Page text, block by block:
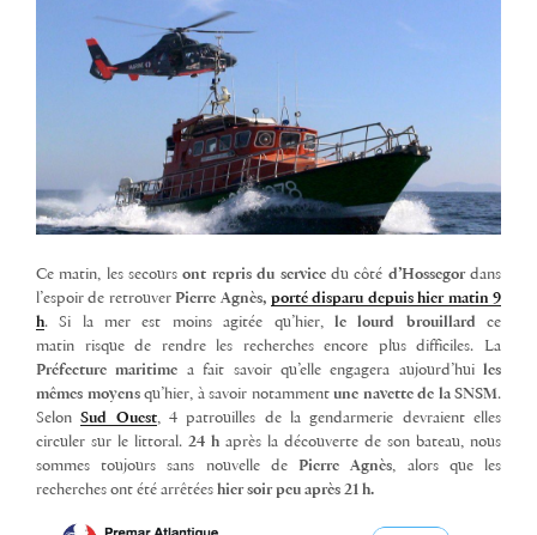
Ce matin, les secoursont repris du servicedu côté d’Hossegordans
l’espoir de retrouverPierre Agnès, porté disparu depuis hier matin 9
h. Si la mer est moins agitée qu’hier, le lourd brouillardce
matin
risque de rendre les recherches encore plus difficiles. La
Préfecture maritime a fait savoir qu’elle engagera aujourd’hui les
mêmes moyens qu’hier, à savoir notamment une navette de la SNSM.
SelonSud Ouest, 4 patrouilles de la gendarmerie devraient elles
circuler sur le littoral. 24 h après la découverte de son bateau, nous
sommes toujours sans nouvelle dePierre Agnès, alors que les
recherches ont été arrêtées hier soir peu après 21 h.